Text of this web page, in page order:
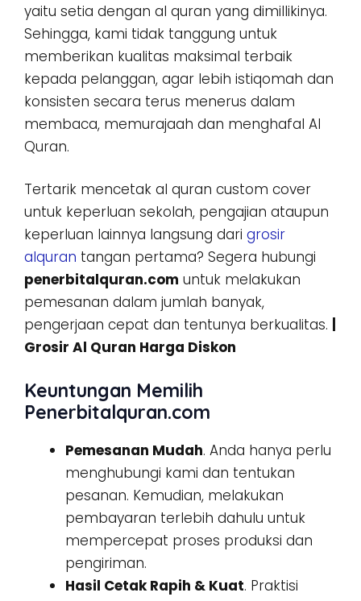
yaitu setia dengan al quran yang dimillikinya.
Sehingga, kami tidak tanggung untuk
memberikan kualitas maksimal terbaik
kepada pelanggan, agar lebih istiqomah dan
konsisten secara terus menerus dalam
membaca, memurajaah dan menghafal Al
Quran.
Tertarik mencetak al quran custom cover
untuk keperluan sekolah, pengajian ataupun
keperluan lainnya langsung dari grosir
alquran tangan pertama? Segera hubungi
penerbitalquran.com untuk melakukan
pemesanan dalam jumlah banyak,
pengerjaan cepat dan tentunya berkualitas.
Grosir Al Quran Harga Diskon
Keuntungan Memilih
Penerbitalquran.com
Pemesanan Mudah. Anda hanya perlu
menghubungi kami dan tentukan
pesanan. Kemudian, melakukan
pembayaran terlebih dahulu untuk
mempercepat proses produksi dan
pengiriman.
Hasil Cetak Rapih & Kuat. Praktisi